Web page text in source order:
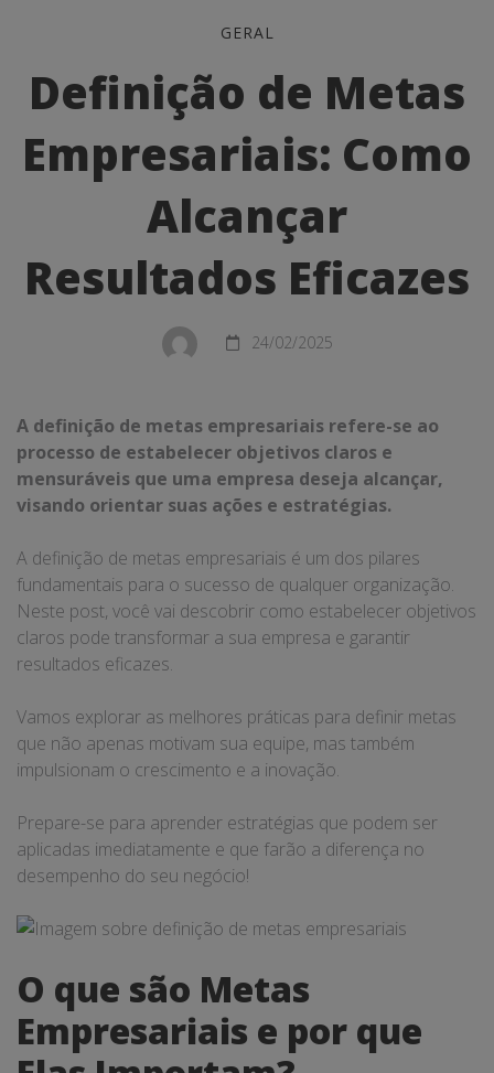
de
Metas
Empresariais:
Alcançar
Resultados
GERAL
Definição de Metas
Empresariais: Como
Alcançar
Resultados Eficazes
24/02/2025
A definição de metas empresariais refere-se ao
processo de estabelecer objetivos claros e
mensuráveis que uma empresa deseja alcançar,
visando orientar suas ações e estratégias.
A definição de metas empresariais é um dos pilares
fundamentais para o sucesso de qualquer organização.
Neste post, você vai descobrir como estabelecer objetivos
claros pode transformar a sua empresa e garantir
resultados eficazes.
Vamos explorar as melhores práticas para definir metas
que não apenas motivam sua equipe, mas também
impulsionam o crescimento e a inovação.
Prepare-se para aprender estratégias que podem ser
aplicadas imediatamente e que farão a diferença no
desempenho do seu negócio!
O que são Metas
Empresariais e por que